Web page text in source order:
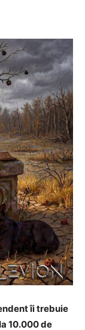
îi trebuie
10.000 de